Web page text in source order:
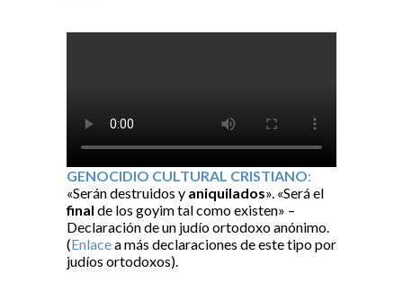
GENOCIDIO CULTURAL CRISTIANO:
«Serán destruidos y aniquilados». «Será el
final de los goyim tal como existen» –
Declaración de un judío ortodoxo anónimo.
(Enlacea más declaraciones de este tipo por
judíos ortodoxos).